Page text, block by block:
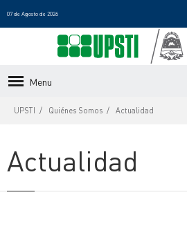
07 de Agosto de 2026
Menu
UPSTI Quiénes Somos Actualidad
Actualidad